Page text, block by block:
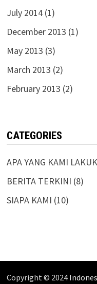
July 2014(1)
December 2013 (1)
May 2013 (3)
March 2013 (2)
February 2013 (2)
CATEGORIES
APA YANG KAMI
BERITA TERKINI (8)
SIAPA KAMI (10)
Copyright © 2024